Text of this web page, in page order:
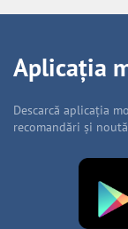
Aplicația
Descarcă aplicația
recomandări și